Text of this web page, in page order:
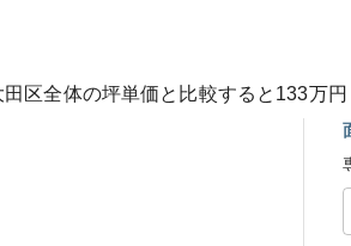
田区全体の坪単価と比較すると 133万円